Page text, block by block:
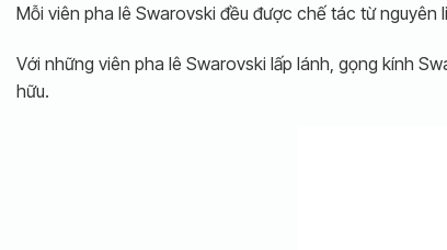
Mỗi viên pha lê Swarovski đều được chế tác từ
Với những viên pha lê Swarovski lấp lánh, gọng kính
hữu.